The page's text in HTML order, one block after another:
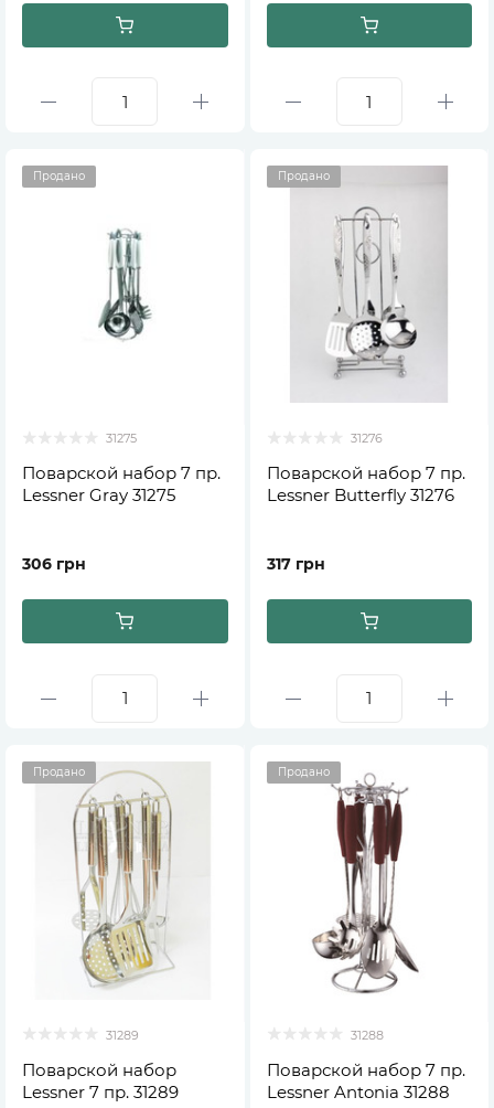
Продано
31275
Поварской набор 7 пр.
Lessner Gray 31275
306 грн
Продано
31276
Поварской набор 7 пр.
Lessner Butterfly 31276
317 грн
Продано
31289
Поварской набор
Lessner 7 пр. 31289
Продано
31288
Поварской набор 7 пр.
Lessner Antonia 31288